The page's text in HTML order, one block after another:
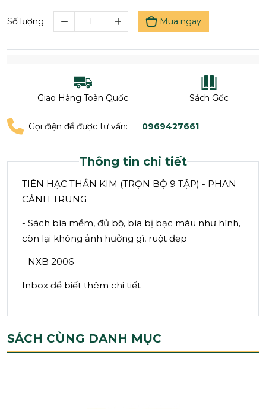
Số lượng Mua ngay
Giao Hàng Toàn Quốc Sách Gốc
Gọi điện để được tư vấn: 0969427661
Thông tin chi tiết
TIÊN HẠC THẦN KIM (TRỌN BỘ 9 TẬP) - PHAN
CẢNH TRUNG
- Sách bìa mềm, đủ bộ, bìa bị bạc màu như hình,
còn lại không ảnh hưởng gì, ruột đẹp
- NXB 2006
Inbox để biết thêm chi tiết
SÁCH CÙNG DANH MỤC